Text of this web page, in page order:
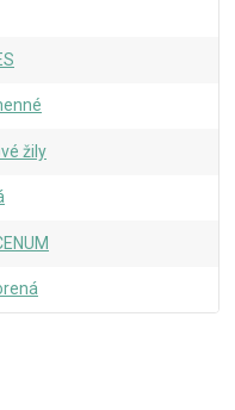
žily